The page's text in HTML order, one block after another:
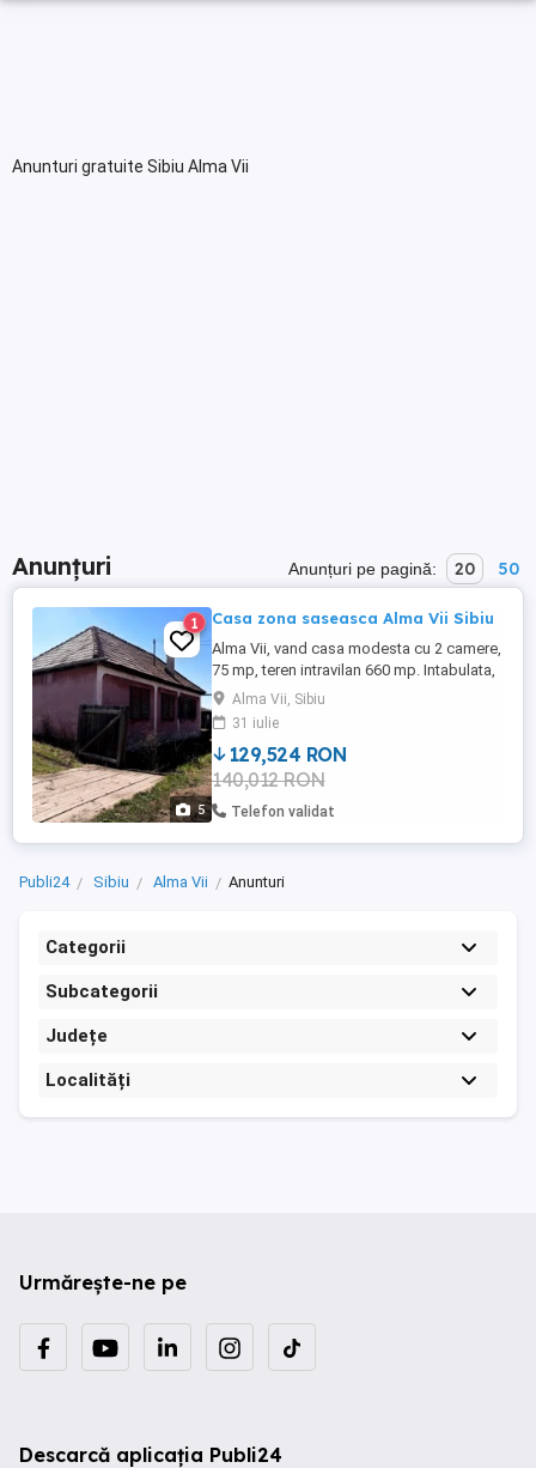
Anunturi gratuite Sibiu Alma Vii
Anunțuri Anunțuri pe pagină: 20 50
5
1 Casa zona saseasca Alma Vii Sibiu
Alma Vii, vand casa modesta cu 2 camere,
75 mp, teren intravilan 660 mp. Intabulata,
acte la zi pt CVC, racordata la curent
electric, internet si telefon detalii
suplimentare telefonic.
Alma Vii, Sibiu
31 iulie
129,524 RON
140,012 RON
Telefon validat
Publi24 Sibiu Alma Vii Anunturi
Categorii
Subcategorii
Județe
Localități
Urmărește-ne pe
Descarcă aplicația Publi24